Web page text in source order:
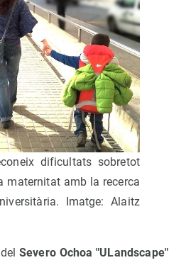
dificultats sobretot
maternitat amb la recerca
Imatge: Alaitz
Severo Ochoa "ULandscape"